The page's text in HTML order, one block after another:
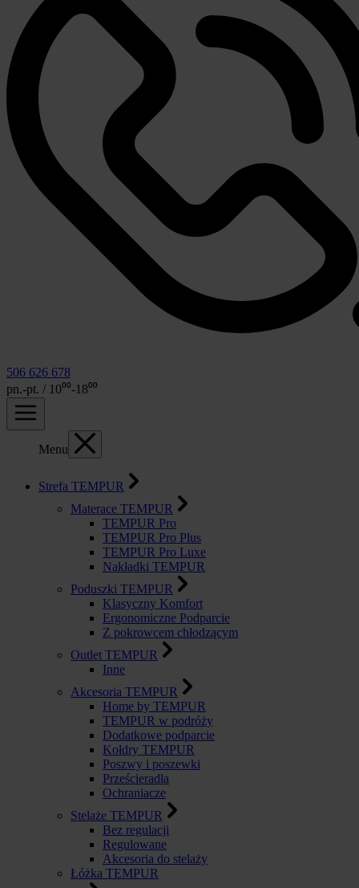
506 626 678
pn.-pt. / 10⁰⁰-18⁰⁰
Menu
Strefa TEMPUR
Materace TEMPUR
TEMPUR Pro
TEMPUR Pro Plus
TEMPUR Pro Luxe
Nakładki TEMPUR
Poduszki TEMPUR
Klasyczny Komfort
Ergonomiczne Podparcie
Z pokrowcem chłodzącym
Outlet TEMPUR
Inne
Akcesoria TEMPUR
Home by TEMPUR
TEMPUR w podróży
Dodatkowe podparcie
Kołdry TEMPUR
Poszwy i poszewki
Prześcieradła
Ochraniacze
Stelaże TEMPUR
Bez regulacji
Regulowane
Akcesoria do stelaży
Łóżka TEMPUR